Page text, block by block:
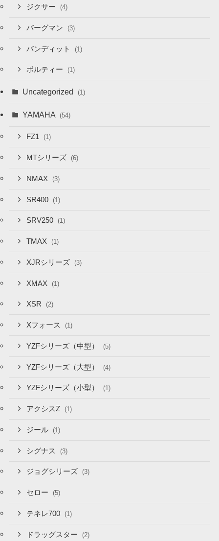
ジクサー (4)
バーグマン (3)
バンディット (1)
ボルティー (1)
Uncategorized (1)
YAMAHA (54)
FZ1 (1)
MTシリーズ (6)
NMAX (3)
SR400 (1)
SRV250 (1)
TMAX (1)
XJRシリーズ (3)
XMAX (1)
XSR (2)
Xフォース (1)
YZFシリーズ（中型） (5)
YZFシリーズ（大型） (4)
YZFシリーズ（小型） (1)
アクシスZ (1)
ジール (1)
シグナス (3)
ジョグシリーズ (3)
セロー (5)
テネレ700 (1)
ドラッグスター (2)